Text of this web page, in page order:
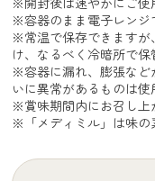
※容器のまま電子レンジ
※常温で保存できますが
け、なるべく冷暗所で保
※容器に漏れ、膨張など
いに異常があるものは使
※賞味期間内にお召し上
※「メディミル」は味の